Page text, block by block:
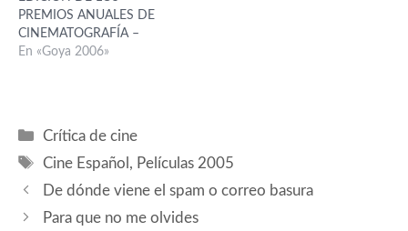
Manuel Morón (Samuel),
Mabel Rivera (mujer
engañada). Guión: Icíar
PREMIOS ANUALES DE
CINEMATOGRAFÍA –
GOYA- ESTRENADAS EN
TÍTULO DIRECTOR 1. 15
DÍAS CONTIGO Jesús
CENTÍMETROS Ramón
Salazar. 3. 7 VÍRGENES…
En «Goya 2006»
Categorías
Crítica de cine
Etiquetas
Cine Español , Películas 2005
De dónde viene el spam o correo basura
Para que no me olvides